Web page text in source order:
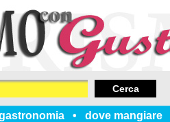
dove mangiare
Cerca